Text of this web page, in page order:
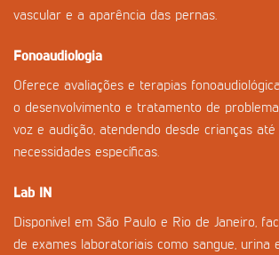
vascular e a aparência das pernas.
Fonoaudiologia
Oferece avaliações e terapias
o desenvolvimento e tratamento de
voz e audição, atendendo desde crianças
necessidades específicas.
Lab IN
Disponível em São Paulo e Rio de Janeiro,
de exames laboratoriais como sangue, urina